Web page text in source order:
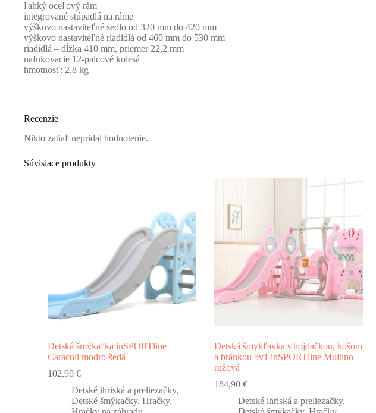
ľahký oceľový rám
integrované stúpadlá na ráme
výškovo nastaviteľné sedlo od 320 mm do 420 mm
výškovo nastaviteľné riadidlá od 460 mm do 530 mm
riadidlá – dĺžka 410 mm, priemer 22,2 mm
nafukovacie 12-palcové kolesá
hmotnosť: 2,8 kg
Recenzie
Nikto zatiaľ nepridal hodnotenie.
Súvisiace produkty
Detská šmýkaľka inSPORTline
Caracoli modro-šedá
102,90 €
Detské ihriská a preliezačky,
Detské šmýkačky, Hračky,
Detská šmykľavka s hojdačkou, košom
a bránkou 5v1 inSPORTline Multino
ružová
184,90 €
Detské ihriská a preliezačky,